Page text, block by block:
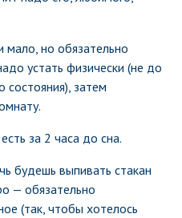
мало, но обязательно
устать физически (не до
затем
за 2 часа до сна.
будешь выпивать стакан
— обязательно
(так, чтобы хотелось